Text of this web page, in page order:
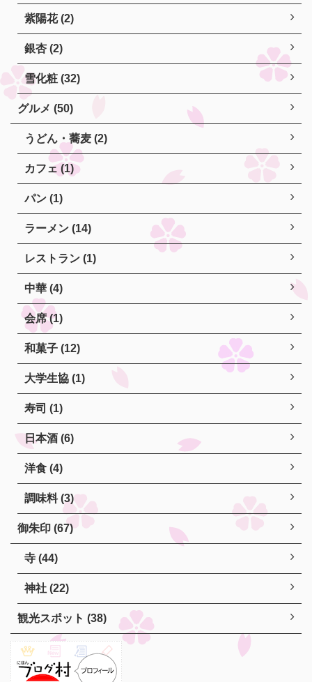
紫陽花 (2)
銀杏 (2)
雪化粧 (32)
グルメ (50)
うどん・蕎麦 (2)
カフェ (1)
パン (1)
ラーメン (14)
レストラン (1)
中華 (4)
会席 (1)
和菓子 (12)
大学生協 (1)
寿司 (1)
日本酒 (6)
洋食 (4)
調味料 (3)
御朱印 (67)
寺 (44)
神社 (22)
観光スポット (38)